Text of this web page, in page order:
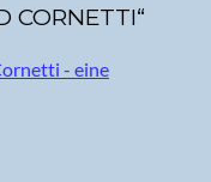
CORNETTI“